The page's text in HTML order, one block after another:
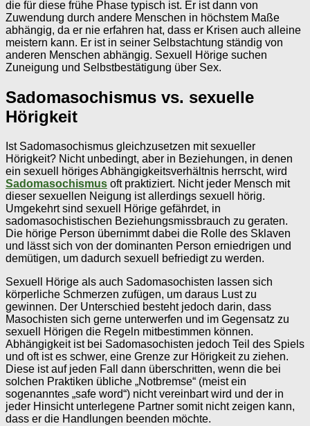
die für diese frühe Phase typisch ist. Er ist dann von
Zuwendung durch andere Menschen in höchstem Maße
abhängig, da er nie erfahren hat, dass er Krisen auch alleine
meistern kann. Er ist in seiner Selbstachtung ständig von
anderen Menschen abhängig. Sexuell Hörige suchen
Zuneigung und Selbstbestätigung über Sex.
Sadomasochismus vs. sexuelle
Hörigkeit
Ist Sadomasochismus gleichzusetzen mit sexueller
Hörigkeit? Nicht unbedingt, aber in Beziehungen, in denen
ein sexuell höriges Abhängigkeitsverhältnis herrscht, wird
Sadomasochismus oft praktiziert. Nicht jeder Mensch mit
dieser sexuellen Neigung ist allerdings sexuell hörig.
Umgekehrt sind sexuell Hörige gefährdet, in
sadomasochistischen Beziehungsmissbrauch zu geraten.
Die hörige Person übernimmt dabei die Rolle des Sklaven
und lässt sich von der dominanten Person erniedrigen und
demütigen, um dadurch sexuell befriedigt zu werden.
Sexuell Hörige als auch Sadomasochisten lassen sich
körperliche Schmerzen zufügen, um daraus Lust zu
gewinnen. Der Unterschied besteht jedoch darin, dass
Masochisten sich gerne unterwerfen und im Gegensatz zu
sexuell Hörigen die Regeln mitbestimmen können.
Abhängigkeit ist bei Sadomasochisten jedoch Teil des Spiels
und oft ist es schwer, eine Grenze zur Hörigkeit zu ziehen.
Diese ist auf jeden Fall dann überschritten, wenn die bei
solchen Praktiken übliche „Notbremse“ (meist ein
sogenanntes „safe word“) nicht vereinbart wird und der in
jeder Hinsicht unterlegene Partner somit nicht zeigen kann,
dass er die Handlungen beenden möchte.